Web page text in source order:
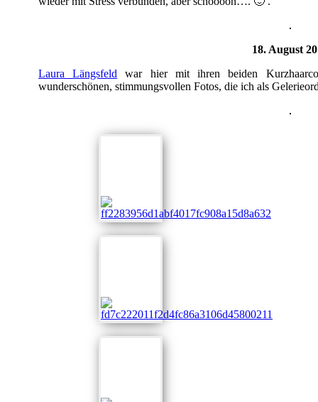
18. August
Laura Längsfeld war hier mit ihren beiden
wunderschönen, stimmungsvollen Fotos, die ich als